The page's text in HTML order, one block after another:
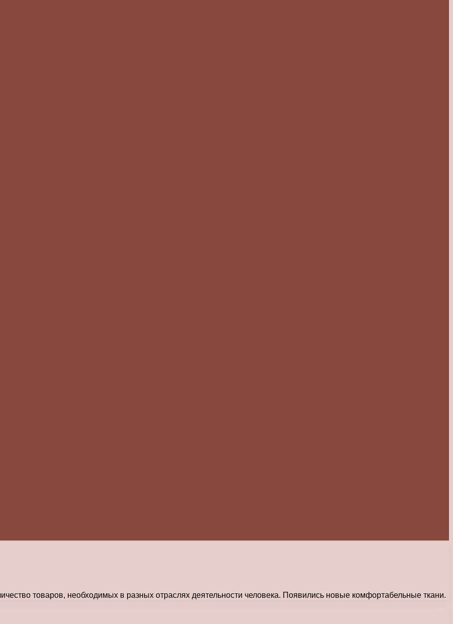
товаров, необходимых в разных отраслях деятельности человека. Появились новые комфортабельные ткани.